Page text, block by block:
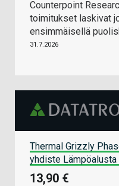
Counterpoint
toimitukset laskivat
ensimmäisellä
31.7.2026
Thermal Grizzly
yhdiste Lämpöalusta
13,90 €